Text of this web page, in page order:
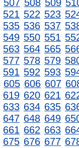
507 508 509
521 522 523
535 536 537
549 550 551
563 564 565
577 578 579
591 592 593
605 606 607
619 620 621
633 634 635
647 648 649
661 662 663
675 676 677